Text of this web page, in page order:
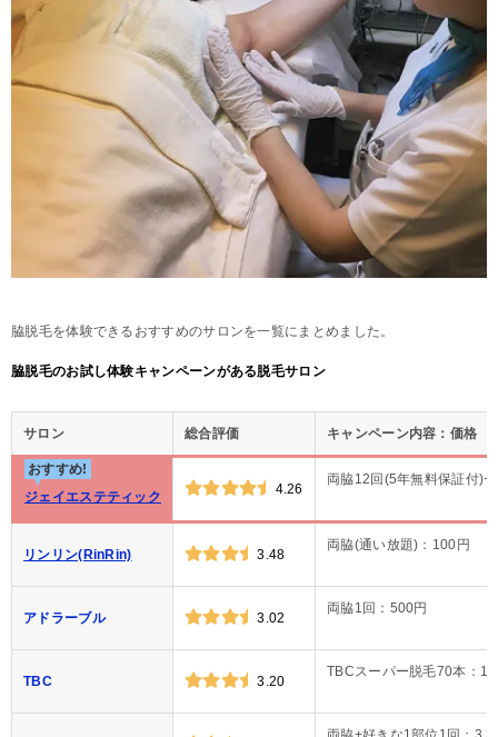
脇脱毛を体験できるおすすめのサロンを一覧にまとめました。
脇脱毛のお試し体験キャンペーンがある脱毛サロン
サロン 総合評価 キャンペーン内容：価格
おすすめ!
ジェイエステティック
4.26
両脇12回(5年無料保証付
リンリン(RinRin) 3.48
両脇(通い放題)：100円
アドラーブル 3.02
両脇1回：500円
TBC 3.20
TBCスーパー脱毛70本：